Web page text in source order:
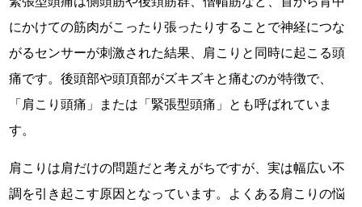
にかけての筋肉がこったり張ったりすることで神経につな
がるセンサーが刺激された結果、肩こりと同時に起こる頭
痛です。後頭部や頭頂部がズキズキと痛むのが特徴で、
「肩こり頭痛」または「緊張型頭痛」とも呼ばれていま
す。
肩こりは肩だけの問題だと考えがちですが、実は幅広い不
調を引き起こす原因となっています。よくある肩こりの悩